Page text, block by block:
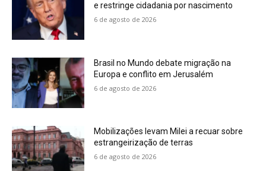
e restringe cidadania por nascimento
6 de agosto de 2026
Brasil no Mundo debate migração na
Europa e conflito em Jerusalém
6 de agosto de 2026
Mobilizações levam Milei a recuar sobre
estrangeirização de terras
6 de agosto de 2026